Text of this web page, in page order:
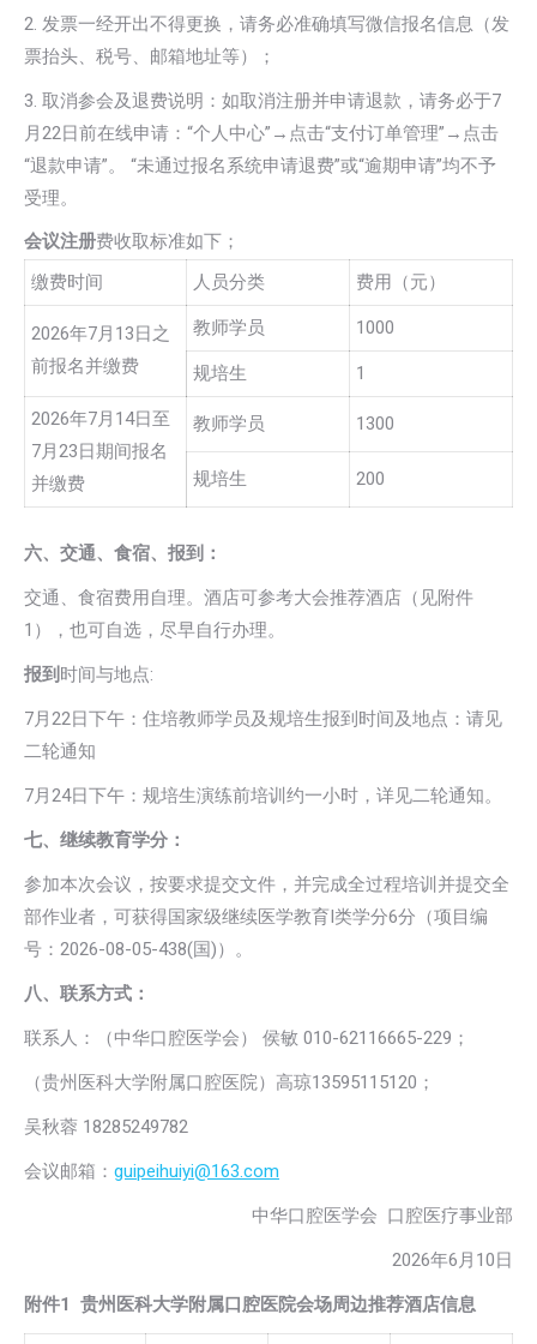
2. 发票一经开出不得更换，请务必准确填写微信报名信息（发
票抬头、税号、邮箱地址等）；
3. 取消参会及退费说明：如取消注册并申请退款，请务必于7
月22日前在线申请：“个人中心”→点击“支付订单管理”→点击
“退款申请”。 “未通过报名系统申请退费”或“逾期申请”均不予
受理。
会议注册费收取标准如下；
缴费时间 人员分类 费用（元）
2026年7月13日之
前报名并缴费
教师学员 1000
规培生 1
2026年7月14日至
7月23日期间报名
并缴费
教师学员 1300
规培生 200
六、交通、食宿、报到：
交通、食宿费用自理。酒店可参考大会推荐酒店（见附件
1），也可自选，尽早自行办理。
报到 时间与地点:
7月22日下午：住培教师学员及规培生报到时间及地点：请见
二轮通知
7月24日下午：规培生演练前培训约一小时，详见二轮通知。
七、继续教育学分：
参加本次会议，按要求提交文件，并完成全过程培训并提交全
部作业者，可获得国家级继续医学教育I类学分6分（项目编
号：2026-08-05-438(国)）。
八、联系方式：
联系人：（中华口腔医学会） 侯敏 010-62116665-229；
（贵州医科大学附属口腔医院）高琼13595115120；
吴秋蓉 18285249782
会议邮箱： guipeihuiyi@163.com
中华口腔医学会 口腔医疗事业部
2026年6月10日
附件1 贵州医科大学附属口腔医院会场周边推荐酒店信息